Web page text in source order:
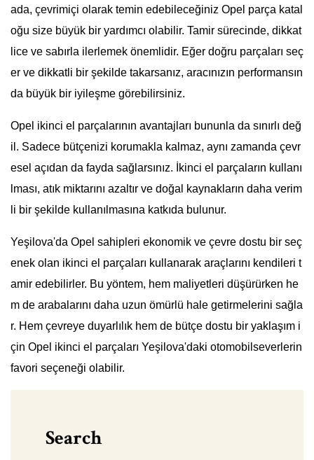
ada, çevrimiçi olarak temin edebileceğiniz Opel parça katal
oğu size büyük bir yardımcı olabilir. Tamir sürecinde, dikkat
lice ve sabırla ilerlemek önemlidir. Eğer doğru parçaları seç
er ve dikkatli bir şekilde takarsanız, aracınızın performansın
da büyük bir iyileşme görebilirsiniz.
Opel ikinci el parçalarının avantajları bununla da sınırlı değ
il. Sadece bütçenizi korumakla kalmaz, aynı zamanda çevr
esel açıdan da fayda sağlarsınız. İkinci el parçaların kullanı
lması, atık miktarını azaltır ve doğal kaynakların daha verim
li bir şekilde kullanılmasına katkıda bulunur.
Yeşilova'da Opel sahipleri ekonomik ve çevre dostu bir seç
enek olan ikinci el parçaları kullanarak araçlarını kendileri t
amir edebilirler. Bu yöntem, hem maliyetleri düşürürken he
m de arabalarını daha uzun ömürlü hale getirmelerini sağla
r. Hem çevreye duyarlılık hem de bütçe dostu bir yaklaşım i
çin Opel ikinci el parçaları Yeşilova'daki otomobilseverlerin
favori seçeneği olabilir.
Search